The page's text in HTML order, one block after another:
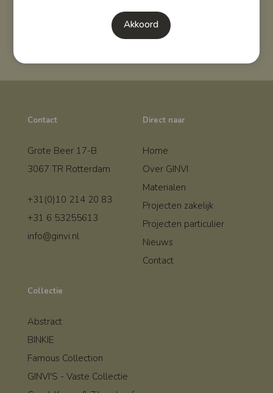
Contact
Grote Beer 17-B
3067 TR Rotterdam
+31(0)10 214 20 83
+31 6 53255613
info@ginvi.nl
Direct naar
Home
Over GINVI
Materialen
Projecten zakelijk
Projecten particulier
Nieuws
Contact
Collectie
Abstract
BINKIE
Famous Collection
GINVI'S - Vaste Collectie
Akkoord